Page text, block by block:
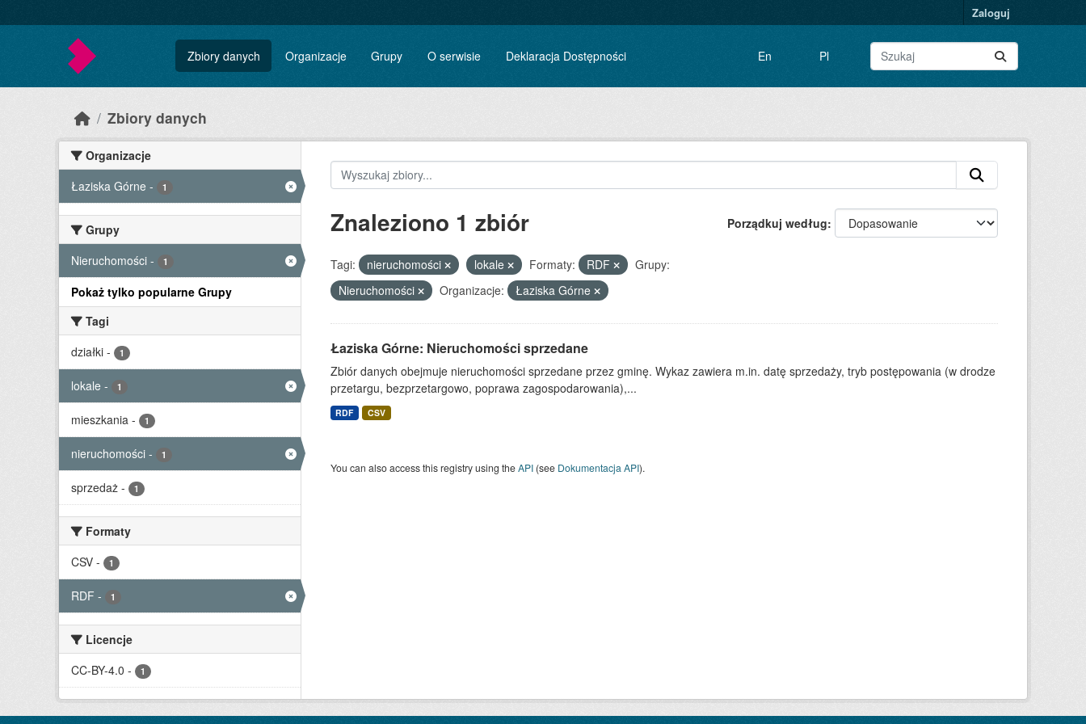
Zaloguj
Zbiory danych Organizacje Grupy O serwisie Deklaracja Dostępności En Pl
Zbiory danych
Organizacje
Łaziska Górne - 1
Grupy
Nieruchomości - 1
Pokaż tylko popularne Grupy
Tagi
działki - 1
lokale - 1
mieszkania - 1
nieruchomości - 1
sprzedaż - 1
Formaty
CSV - 1
RDF - 1
Licencje
CC-BY-4.0 - 1
Porządkuj według
Znaleziono 1 zbiór
Tagi: nieruchomości lokale Formaty: RDF
Grupy:
Nieruchomości
Organizacje: Łaziska Górne
Łaziska Górne: Nieruchomości sprzedane
Zbiór danych obejmuje nieruchomości sprzedane przez gminę. Wykaz zawiera m.in. datę sprzedaży, tryb postępowania (w drodze
przetargu, bezprzetargowo, poprawa zagospodarowania),...
RDF CSV
You can also access this registry using theAPI(see Dokumentacja API).